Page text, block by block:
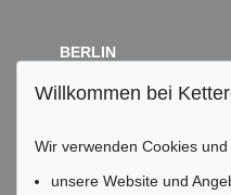
BERLIN
Fasanenstr. 70
Tel.: +49 (0)30 88 67
Willkommen bei
Wir verwenden Cookies
unsere Website und